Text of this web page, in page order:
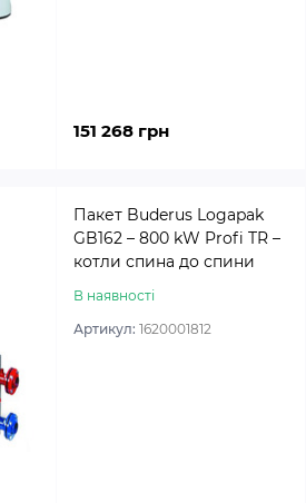
151 268 грн
Пакет Buderus Logapak
GB162 – 800 kW Profi TR –
котли спина до спини
В наявності
Артикул: 1620001812